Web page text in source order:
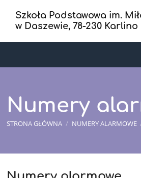
Szkoła Podstawowa im.
w Daszewie, 78-230 Karlino
Numery
STRONA GŁÓWNA / NUMERY ALARMOWE